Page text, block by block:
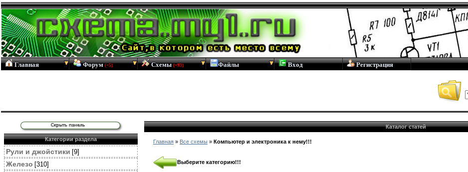
Главная Форум(+5) Схемы(+93) Файлы Вход Регистрация
Категории раздела
Рули и джойстики [9]
Железо [310]
Каталог статей
Главная » Все схемы » Компьютер и электроника к нему!!!
Выберите категорию!!!